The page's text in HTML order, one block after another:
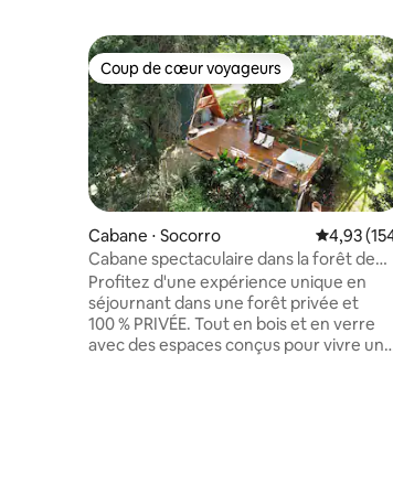
Coup de cœur voyageurs
Coup de cœur voyageurs
Cabane ⋅ Socorro
4,93
Cabane spectaculaire dans la forêt de
Mantiqueira
Profitez d'une expérience unique en
séjournant dans une forêt privée et
100 % PRIVÉE. Tout en bois et en verre
avec des espaces conçus pour vivre une